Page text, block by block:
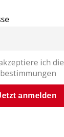
ich die